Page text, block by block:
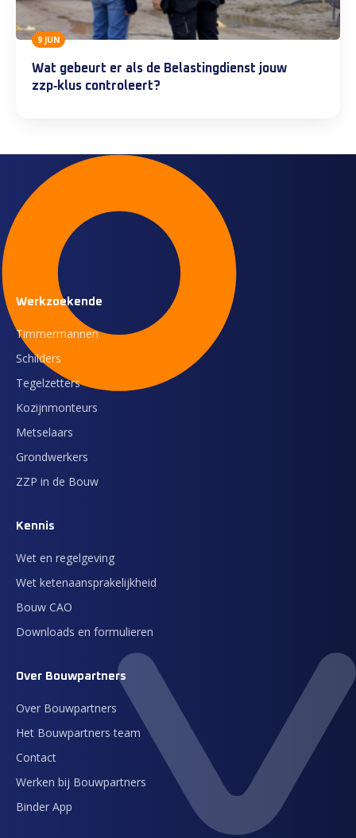
9 JUN
Wat gebeurt er als de Belastingdienst jouw
zzp‑klus controleert?
Werkzoekende
Timmermannen
Schilders
Tegelzetters
Kozijnmonteurs
Metselaars
Grondwerkers
ZZP in de Bouw
Kennis
Wet en regelgeving
Wet ketenaansprakelijkheid
Bouw CAO
Downloads en formulieren
Over Bouwpartners
Over Bouwpartners
Het Bouwpartners team
Contact
Werken bij Bouwpartners
Binder App